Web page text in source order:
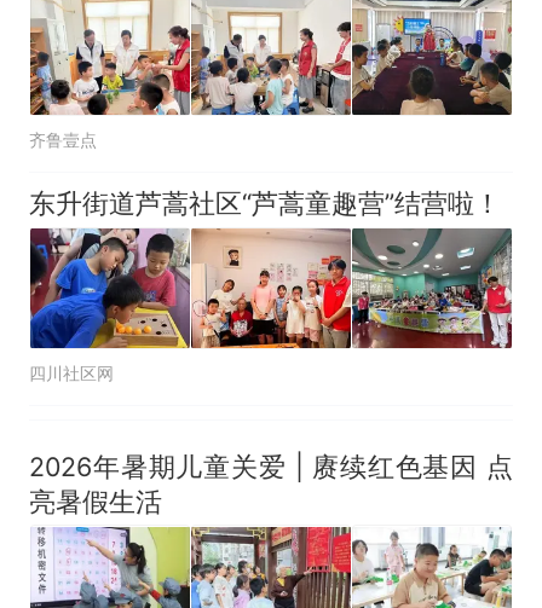
齐鲁壹点
东升街道芦蒿社区“芦蒿童趣营”结营啦！
四川社区网
2026年暑期儿童关爱 | 赓续红色基因 点
亮暑假生活